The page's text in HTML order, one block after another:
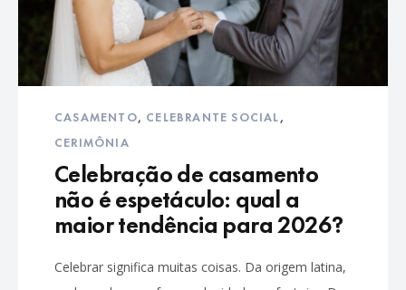
CASAMENTO, CELEBRANTE SOCIAL,
CERIMÔNIA
Celebração de casamento
não é espetáculo: qual a
maior tendência para 2026?
Celebrar significa muitas coisas. Da origem latina,